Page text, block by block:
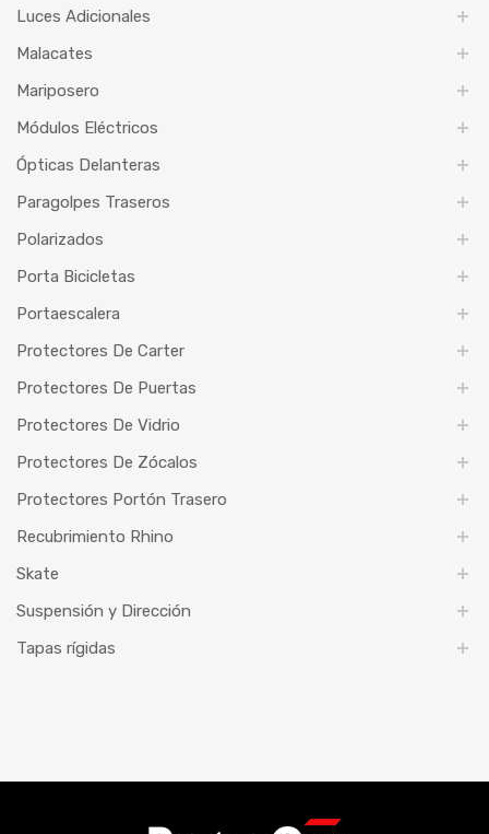
Luces Adicionales
Malacates
Mariposero
Módulos Eléctricos
Ópticas Delanteras
Paragolpes Traseros
Polarizados
Porta Bicicletas
Portaescalera
Protectores De Carter
Protectores De Puertas
Protectores De Vidrio
Protectores De Zócalos
Protectores Portón Trasero
Recubrimiento Rhino
Skate
Suspensión y Dirección
Tapas rígidas